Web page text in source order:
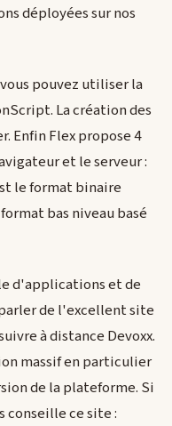
déployées sur nos
pouvez utiliser la
La création des
Enfin Flex propose 4
et le serveur :
le format binaire
bas niveau basé
d'applications et de
de l'excellent site
à distance Devoxx.
massif en particulier
de la plateforme. Si
conseille ce site :